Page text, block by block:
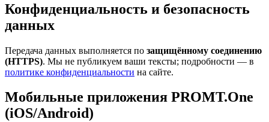
Конфиденциальность и безопасность
данных
Передача данных выполняется по защищённому соединению
(HTTPS). Мы не публикуем ваши тексты; подробности — в
политике конфиденциальности на сайте.
Мобильные приложения PROMT.One
(iOS/Android)